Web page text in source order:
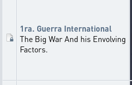
1ra. Guerra International
The Big War And his Envolving
Factors.